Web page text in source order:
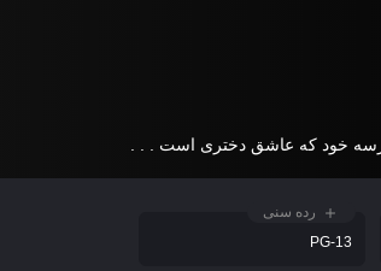
خود که عاشق دختری است . . .
رده سنی
PG-13